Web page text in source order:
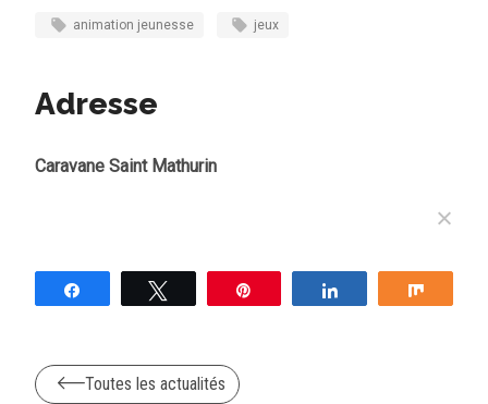
animation jeunesse jeux
Adresse
Caravane Saint Mathurin
Partagez
Toutes les actualités